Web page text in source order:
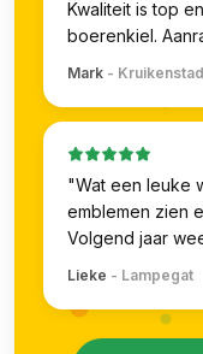
Kwaliteit is top
boerenkiel.
Mark - Kruikenstad
"Wat een leuke
emblemen zien
Volgend jaar
Lieke - Lampegat